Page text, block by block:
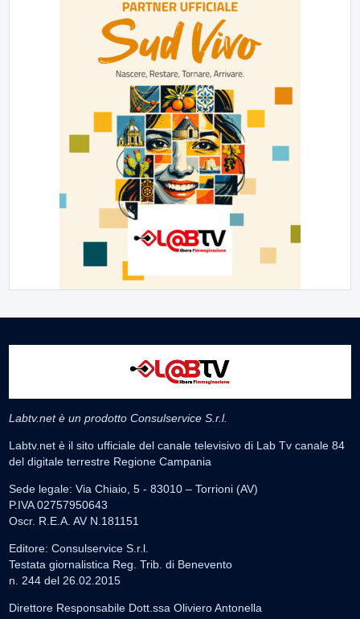
Labtv.net è un prodotto Consulservice S.r.l.
Labtv.net è il sito ufficiale del canale televisivo di Lab Tv canale 84
del digitale terrestre Regione Campania
Sede legale: Via Chiaio, 5 - 83010 – Torrioni (AV)
P.IVA 02757950643
Oscr. R.E.A. AV N.181151
Editore: Consulservice S.r.l.
Testata giornalistica Reg. Trib. di Benevento
n. 244 del 26.02.2015
Direttore Responsabile Dott.ssa Oliviero Antonella